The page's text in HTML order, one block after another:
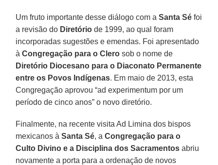
Um fruto importante desse diálogo com aSanta Sé foi
a revisão do Diretório de 1999, ao qual foram
incorporadas sugestões e emendas. Foi apresentado
àCongregação para o Clero sob o nome de
Diretório Diocesano para o Diaconato Permanente
entre os Povos Indígenas. Em maio de 2013, esta
Congregação aprovou “ad experimentum por um
período de cinco anos” o novo diretório.
Finalmente, na recente visita Ad Limina dos bispos
mexicanos àSanta Sé, aCongregação para o
Culto Divino e a Disciplina dos Sacramentos abriu
novamente a porta para a ordenação de novos